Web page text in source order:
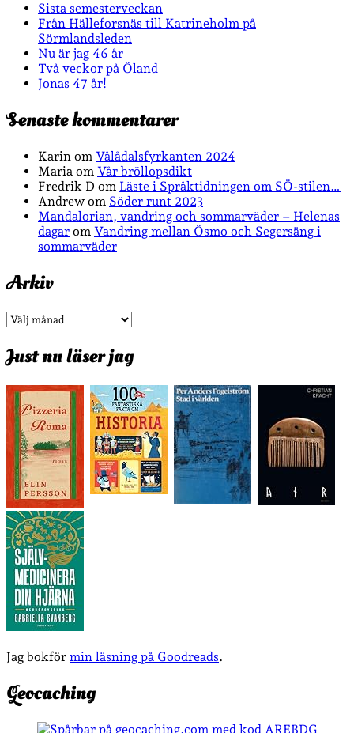
Sista semesterveckan
Från Hälleforsnäs till Katrineholm på
Sörmlandsleden
Nu är jag 46 år
Två veckor på Öland
Jonas 47 år!
Senaste kommentarer
Karin om Vålådalsfyrkanten 2024
Maria om Vår bröllopsdikt
Fredrik D om Läste i Språktidningen om SÖ-stilen…
Andrew om Söder runt 2023
Mandalorian, vandring och sommarväder – Helenas
dagar om Vandring mellan Ösmo och Segersäng i
sommarväder
Arkiv
Arkiv
Just nu läser jag
Jag bokför min läsning på Goodreads.
Geocaching